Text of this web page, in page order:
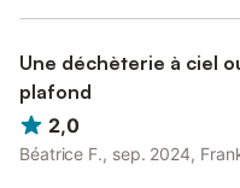
Une déchèterie à ciel
plafond
2,0
Béatrice F., sep. 2024,